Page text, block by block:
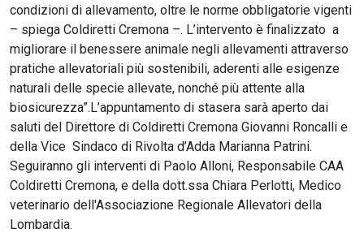
condizioni di allevamento, oltre le norme obbligatorie vigenti
– spiega Coldiretti Cremona –. L’intervento è finalizzato a
migliorare il benessere animale negli allevamenti attraverso
pratiche allevatoriali più sostenibili, aderenti alle esigenze
naturali delle specie allevate, nonché più attente alla
biosicurezza”.L’appuntamento di stasera sarà aperto dai
saluti del Direttore di Coldiretti Cremona Giovanni Roncalli e
della Vice Sindaco di Rivolta d’Adda Marianna Patrini.
Seguiranno gli interventi di Paolo Alloni, Responsabile CAA
Coldiretti Cremona, e della dott.ssa Chiara Perlotti, Medico
veterinario dell'Associazione Regionale Allevatori della
Lombardia.